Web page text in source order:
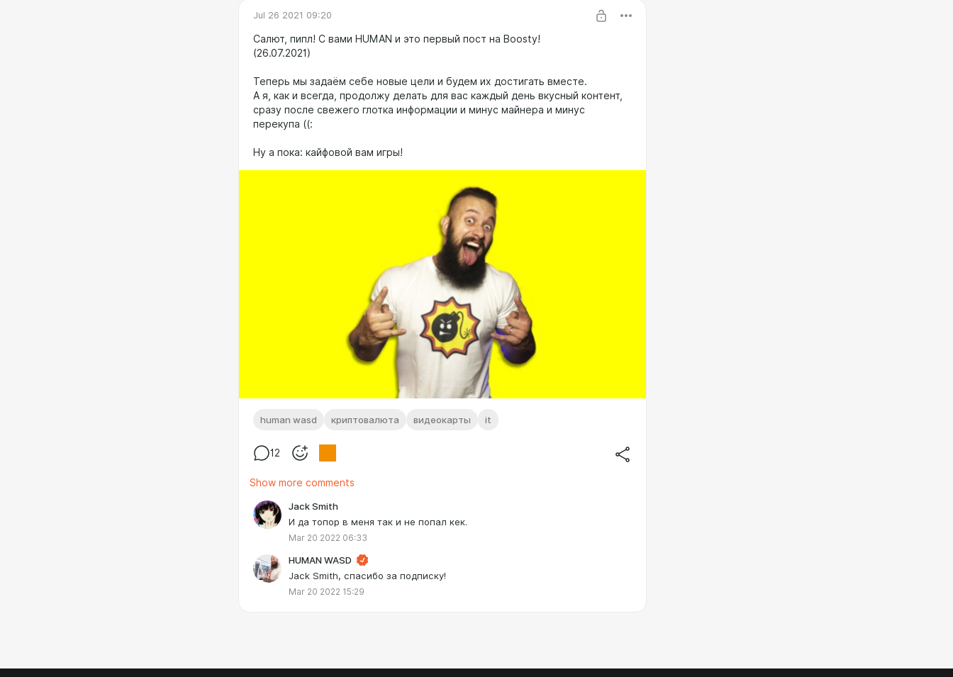
Jul 26 2021 09:20
Салют, пипл! С вами HUMAN и это первый пост на Boosty!
(26.07.2021)
Теперь мы задаём себе новые цели и будем их достигать вместе.
А я, как и всегда, продолжу делать для вас каждый день вкусный контент,
сразу после свежего глотка информации и минус майнера и минус
перекупа ((:
Ну а пока: кайфовой вам игры!
human wasd криптовалюта видеокарты it
12
Show more comments
Jack Smith
И да топор в меня так и не попал кек.
Mar 20 2022 06:33
HUMAN WASD
Jack Smith, спасибо за подписку!
Mar 20 2022 15:29